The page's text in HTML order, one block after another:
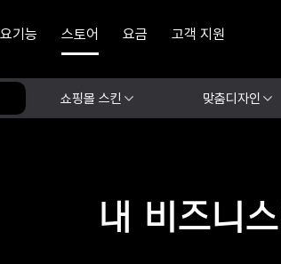
기능 스토어 요금 고객 지원
쇼핑몰 스킨 맞춤디자인